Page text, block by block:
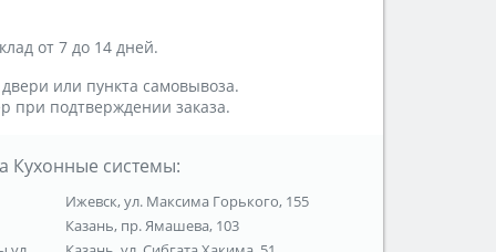
от 7 до 14 дней.
или пункта самовывоза.
при подтверждении заказа.
Кухонные системы:
Ижевск, ул. Максима Горького, 155
Казань, пр. Ямашева, 103